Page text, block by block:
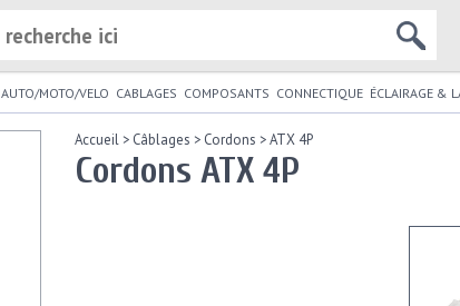
AUTO/MOTO/VELO CABLAGES COMPOSANTS CONNECTIQUE ÉCLAIRAGE &
Accueil > Câblages > Cordons >ATX 4P
Cordons ATX 4P